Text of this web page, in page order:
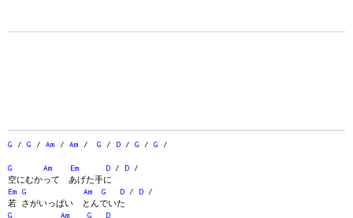
G / G / Am / Am / G / D / G / G /
G Am Em D / D /
空にむかって あげた手に
Em
G Am G D / D /
若 さがいっぱい とんでいた
G
Am G
D